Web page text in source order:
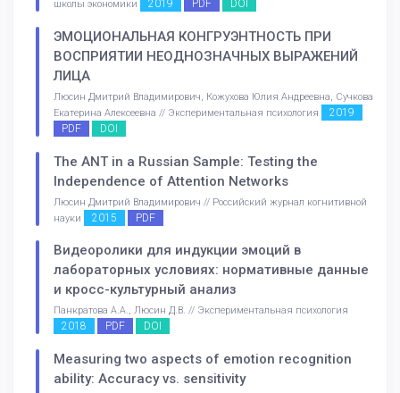
школы экономики
2019 PDF DOI
ЭМОЦИОНАЛЬНАЯ КОНГРУЭНТНОСТЬ ПРИ
ВОСПРИЯТИИ НЕОДНОЗНАЧНЫХ ВЫРАЖЕНИЙ
ЛИЦА
Люсин Дмитрий Владимирович, Кожухова Юлия Андреевна, Сучкова
Екатерина Алексеевна // Экспериментальная психология
2019
PDF
DOI
The ANT in a Russian Sample: Testing the
Independence of Attention Networks
Люсин Дмитрий Владимирович // Российский журнал когнитивной
науки
2015 PDF
Видеоролики для индукции эмоций в
лабораторных условиях: нормативные данные
и кросс-культурный анализ
Панкратова А.А., Люсин Д.В. // Экспериментальная психология
2018 PDF DOI
Measuring two aspects of emotion recognition
ability: Accuracy vs. sensitivity